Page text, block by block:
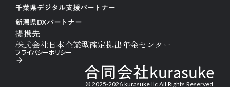
千葉県デジタル支援パートナー
新潟県DXパートナー
提携先
株式会社日本企業型確定拠出年金センター
合同会社kurasuke
© 2025-2026 kurasuke llc All Rights Reserved.
プライバシーポリシー
arrow_forward